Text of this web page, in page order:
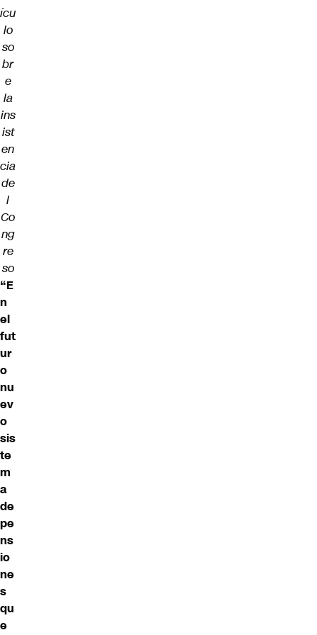
ícu
lo
so
br
e
la
ins
ist
en
cia
de
l
Co
ng
re
so
“E
n
el
fut
ur
o
nu
ev
o
sis
te
m
a
de
pe
ns
io
ne
s
qu
e